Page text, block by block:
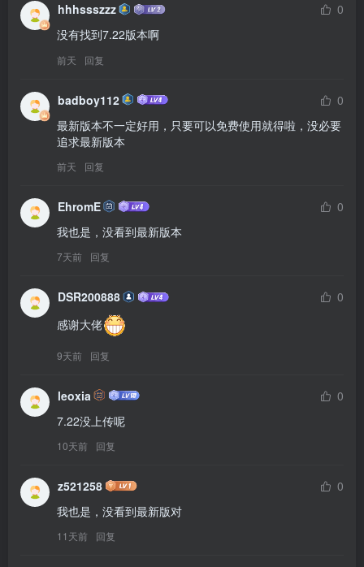
hhhssszzz
0
没有找到7.22版本啊
前天 回复
badboy112
0
最新版本不一定好用，只要可以免费使用就得啦，没必要
追求最新版本
前天 回复
EhromE
0
我也是，没看到最新版本
7天前 回复
DSR200888
0
感谢大佬
9天前 回复
leoxia
0
7.22没上传呢
10天前 回复
z521258
0
我也是，没看到最新版对
11天前 回复